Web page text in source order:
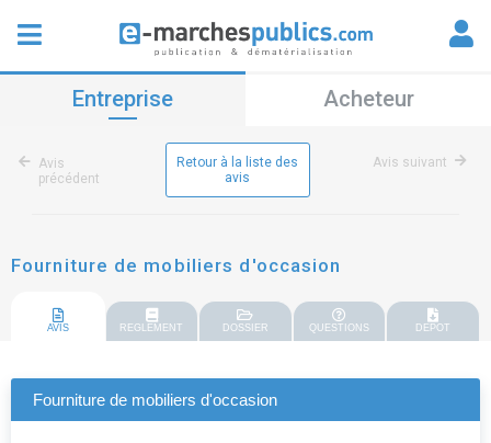
Entreprise Acheteur
Avis
précédent
Retour à la liste des
avis
Avis suivant
Fourniture de mobiliers d'occasion
AVIS REGLEMENT DOSSIER QUESTIONS DEPOT
Fourniture de mobiliers d'occasion